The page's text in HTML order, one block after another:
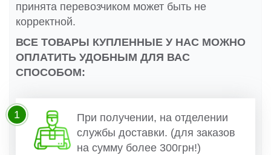
принята перевозчиком может быть не
корректной.
ВСЕ ТОВАРЫ КУПЛЕННЫЕ У НАС МОЖНО
ОПЛАТИТЬ УДОБНЫМ ДЛЯ ВАС
СПОСОБОМ:
При получении, на отделении
службы доставки. (для заказов
на сумму более 300грн!)
1